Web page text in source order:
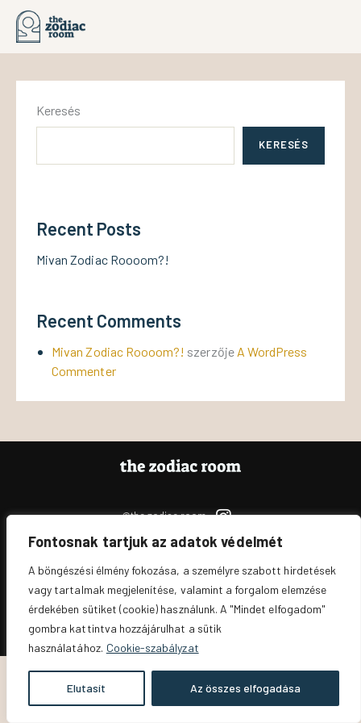
Fontosnak tartjuk az adatok védelmét
A böngészési élmény fokozása, a személyre szabott hirdetések
vagy tartalmak megjelenítése, valamint a forgalom elemzése
érdekében sütiket (cookie) használunk. A "Mindet elfogadom"
gombra kattintva hozzájárulhat a sütik
használatához. Cookie-szabályzat
Elutasít Az összes elfogadása
Keresés
KERESÉS
Recent Posts
Mivan Zodiac Roooom?!
Recent Comments
Mivan Zodiac Roooom?! szerzője A WordPress
Commenter
@the.zodiac.room
Jogi nyilatkozatok és adatvédelem
The Zodiac Room © 2026. All Rights Reserved.